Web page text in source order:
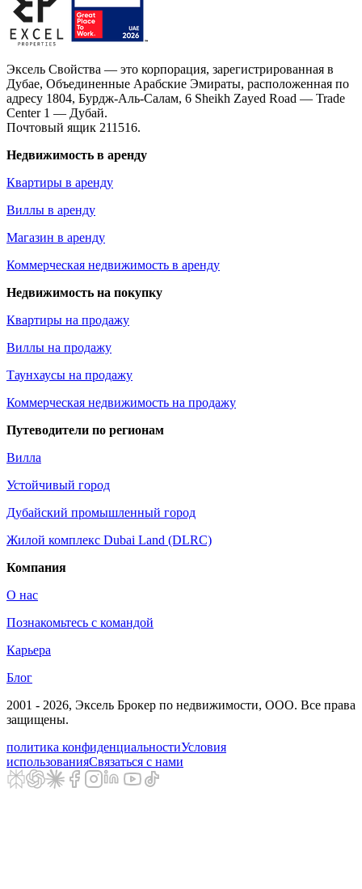
Эксель Свойства — это корпорация, зарегистрированная в
Дубае, Объединенные Арабские Эмираты, расположенная по
адресу 1804, Бурдж-Аль-Салам, 6 Sheikh Zayed Road — Trade
Center 1 — Дубай.
Почтовый ящик 211516.
Недвижимость в аренду
Квартиры в аренду
Виллы в аренду
Магазин в аренду
Коммерческая недвижимость в аренду
Недвижимость на покупку
Квартиры на продажу
Виллы на продажу
Таунхаусы на продажу
Коммерческая недвижимость на продажу
Путеводители по регионам
Вилла
Устойчивый город
Дубайский промышленный город
Жилой комплекс Dubai Land (DLRC)
Компания
О нас
Познакомьтесь с командой
Карьера
Блог
2001 - 2026, Эксель Брокер по недвижимости, ООО. Все права
защищены.
политика конфиденциальностиУсловия
использованияСвязаться с нами